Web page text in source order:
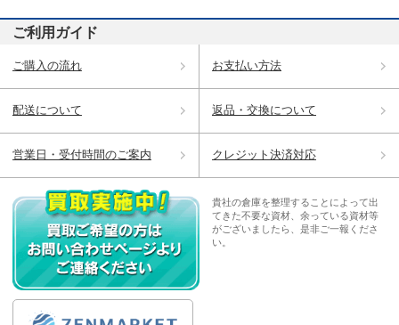
ご利用ガイド
ご購入の流れ お支払い方法
配送について 返品・交換について
営業日・受付時間のご案内 クレジット決済対応
貴社の倉庫を整理することによって出
てきた不要な資材、余っている資材等
がございましたら、是非ご一報くださ
い。